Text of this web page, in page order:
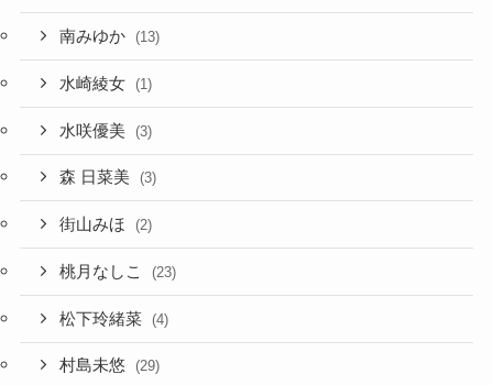
南みゆか (13)
水崎綾女 (1)
水咲優美 (3)
森 日菜美 (3)
街山みほ (2)
桃月なしこ (23)
松下玲緒菜 (4)
村島未悠 (29)